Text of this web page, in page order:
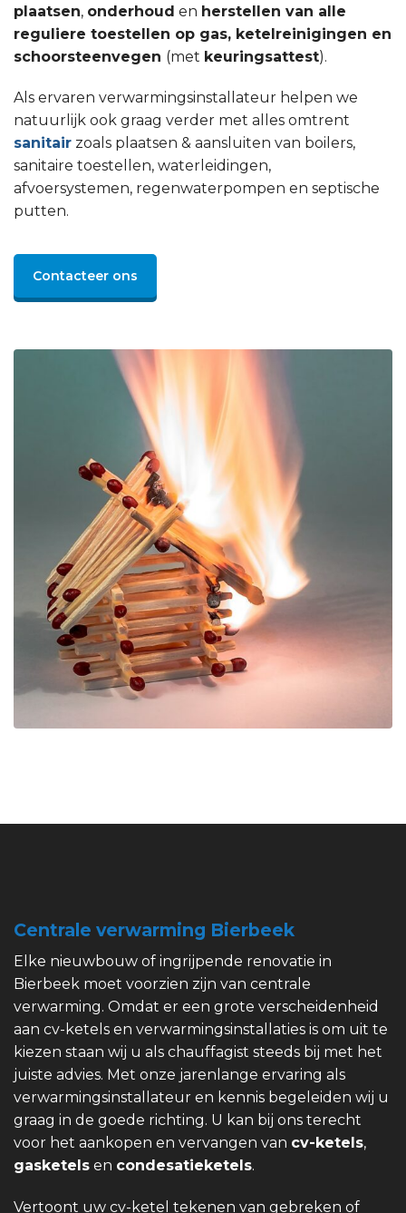
plaatsen, onderhoud en herstellen van alle
reguliere toestellen op gas, ketelreinigingen en
schoorsteenvegen (met keuringsattest).
Als ervaren verwarmingsinstallateur helpen we
natuurlijk ook graag verder met alles omtrent
sanitair zoals plaatsen & aansluiten van boilers,
sanitaire toestellen, waterleidingen,
afvoersystemen, regenwaterpompen en septische
putten.
Contacteer ons
Centrale verwarming Bierbeek
Elke nieuwbouw of ingrijpende renovatie in
Bierbeek moet voorzien zijn van centrale
verwarming. Omdat er een grote verscheidenheid
aan cv-ketels en verwarmingsinstallaties is om uit te
kiezen staan wij u als chauffagist steeds bij met het
juiste advies. Met onze jarenlange ervaring als
verwarmingsinstallateur en kennis begeleiden wij u
graag in de goede richting. U kan bij ons terecht
voor het aankopen en vervangen van cv-ketels,
gasketels en condesatieketels.
Vertoont uw cv-ketel tekenen van gebreken of